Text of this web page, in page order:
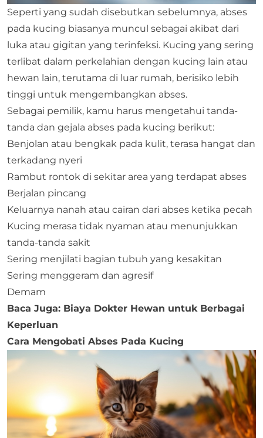
Seperti yang sudah disebutkan sebelumnya, abses
pada kucing biasanya muncul sebagai akibat dari
luka atau gigitan yang terinfeksi. Kucing yang sering
terlibat dalam perkelahian dengan kucing lain atau
hewan lain, terutama di luar rumah, berisiko lebih
tinggi untuk mengembangkan abses.
Sebagai pemilik, kamu harus mengetahui tanda-
tanda dan gejala abses pada kucing berikut:
Benjolan atau bengkak pada kulit, terasa hangat dan
terkadang nyeri
Rambut rontok di sekitar area yang terdapat abses
Berjalan pincang
Keluarnya nanah atau cairan dari abses ketika pecah
Kucing merasa tidak nyaman atau menunjukkan
tanda-tanda sakit
Sering menjilati bagian tubuh yang kesakitan
Sering menggeram dan agresif
Demam
Baca Juga: Biaya Dokter Hewan untuk Berbagai
Keperluan
Cara Mengobati Abses Pada Kucing